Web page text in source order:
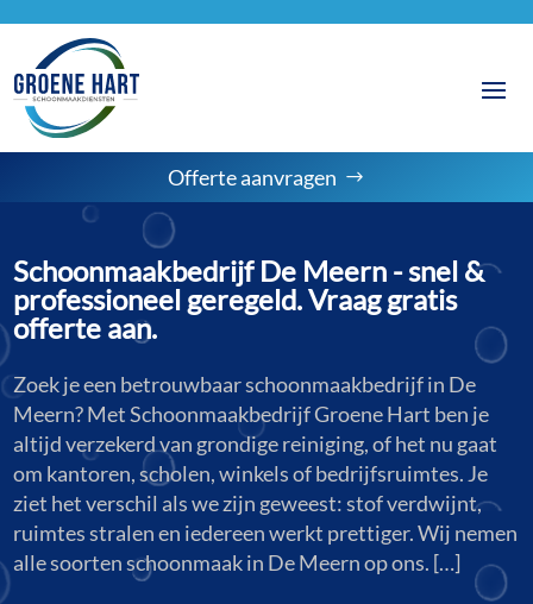
Offerte aanvragen
Schoonmaakbedrijf De Meern - snel &
professioneel geregeld. Vraag gratis
offerte aan.
Zoek je een betrouwbaar schoonmaakbedrijf in De
Meern? Met Schoonmaakbedrijf Groene Hart ben je
altijd verzekerd van grondige reiniging, of het nu gaat
om kantoren, scholen, winkels of bedrijfsruimtes. Je
ziet het verschil als we zijn geweest: stof verdwijnt,
ruimtes stralen en iedereen werkt prettiger. Wij nemen
alle soorten schoonmaak in De Meern op ons. […]